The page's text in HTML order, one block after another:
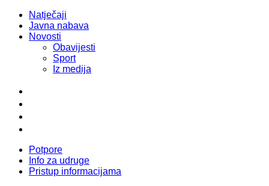
Natječaji
Javna nabava
Novosti
Obavijesti
Sport
Iz medija
Potpore
Info za udruge
Pristup informacijama